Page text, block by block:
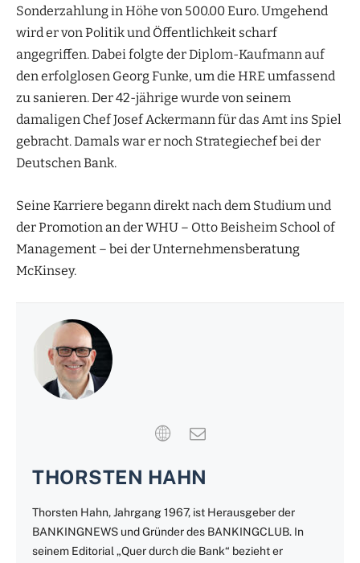
Sonderzahlung in Höhe von 500.00 Euro. Umgehend
wird er von Politik und Öffentlichkeit scharf
angegriffen. Dabei folgte der Diplom-Kaufmann auf
den erfolglosen Georg Funke, um die HRE umfassend
zu sanieren. Der 42-jährige wurde von seinem
damaligen Chef Josef Ackermann für das Amt ins Spiel
gebracht. Damals war er noch Strategiechef bei der
Deutschen Bank.
Seine Karriere begann direkt nach dem Studium und
der Promotion an der WHU – Otto Beisheim School of
Management – bei der Unternehmensberatung
McKinsey.
THORSTEN HAHN
Thorsten Hahn, Jahrgang 1967, ist Herausgeber der
BANKINGNEWS und Gründer des BANKINGCLUB. In
seinem Editorial „Quer durch die Bank“ bezieht er